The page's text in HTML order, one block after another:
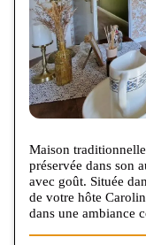
Maison
préservée dans son
avec goût. Située
de votre hôte
dans une ambiance